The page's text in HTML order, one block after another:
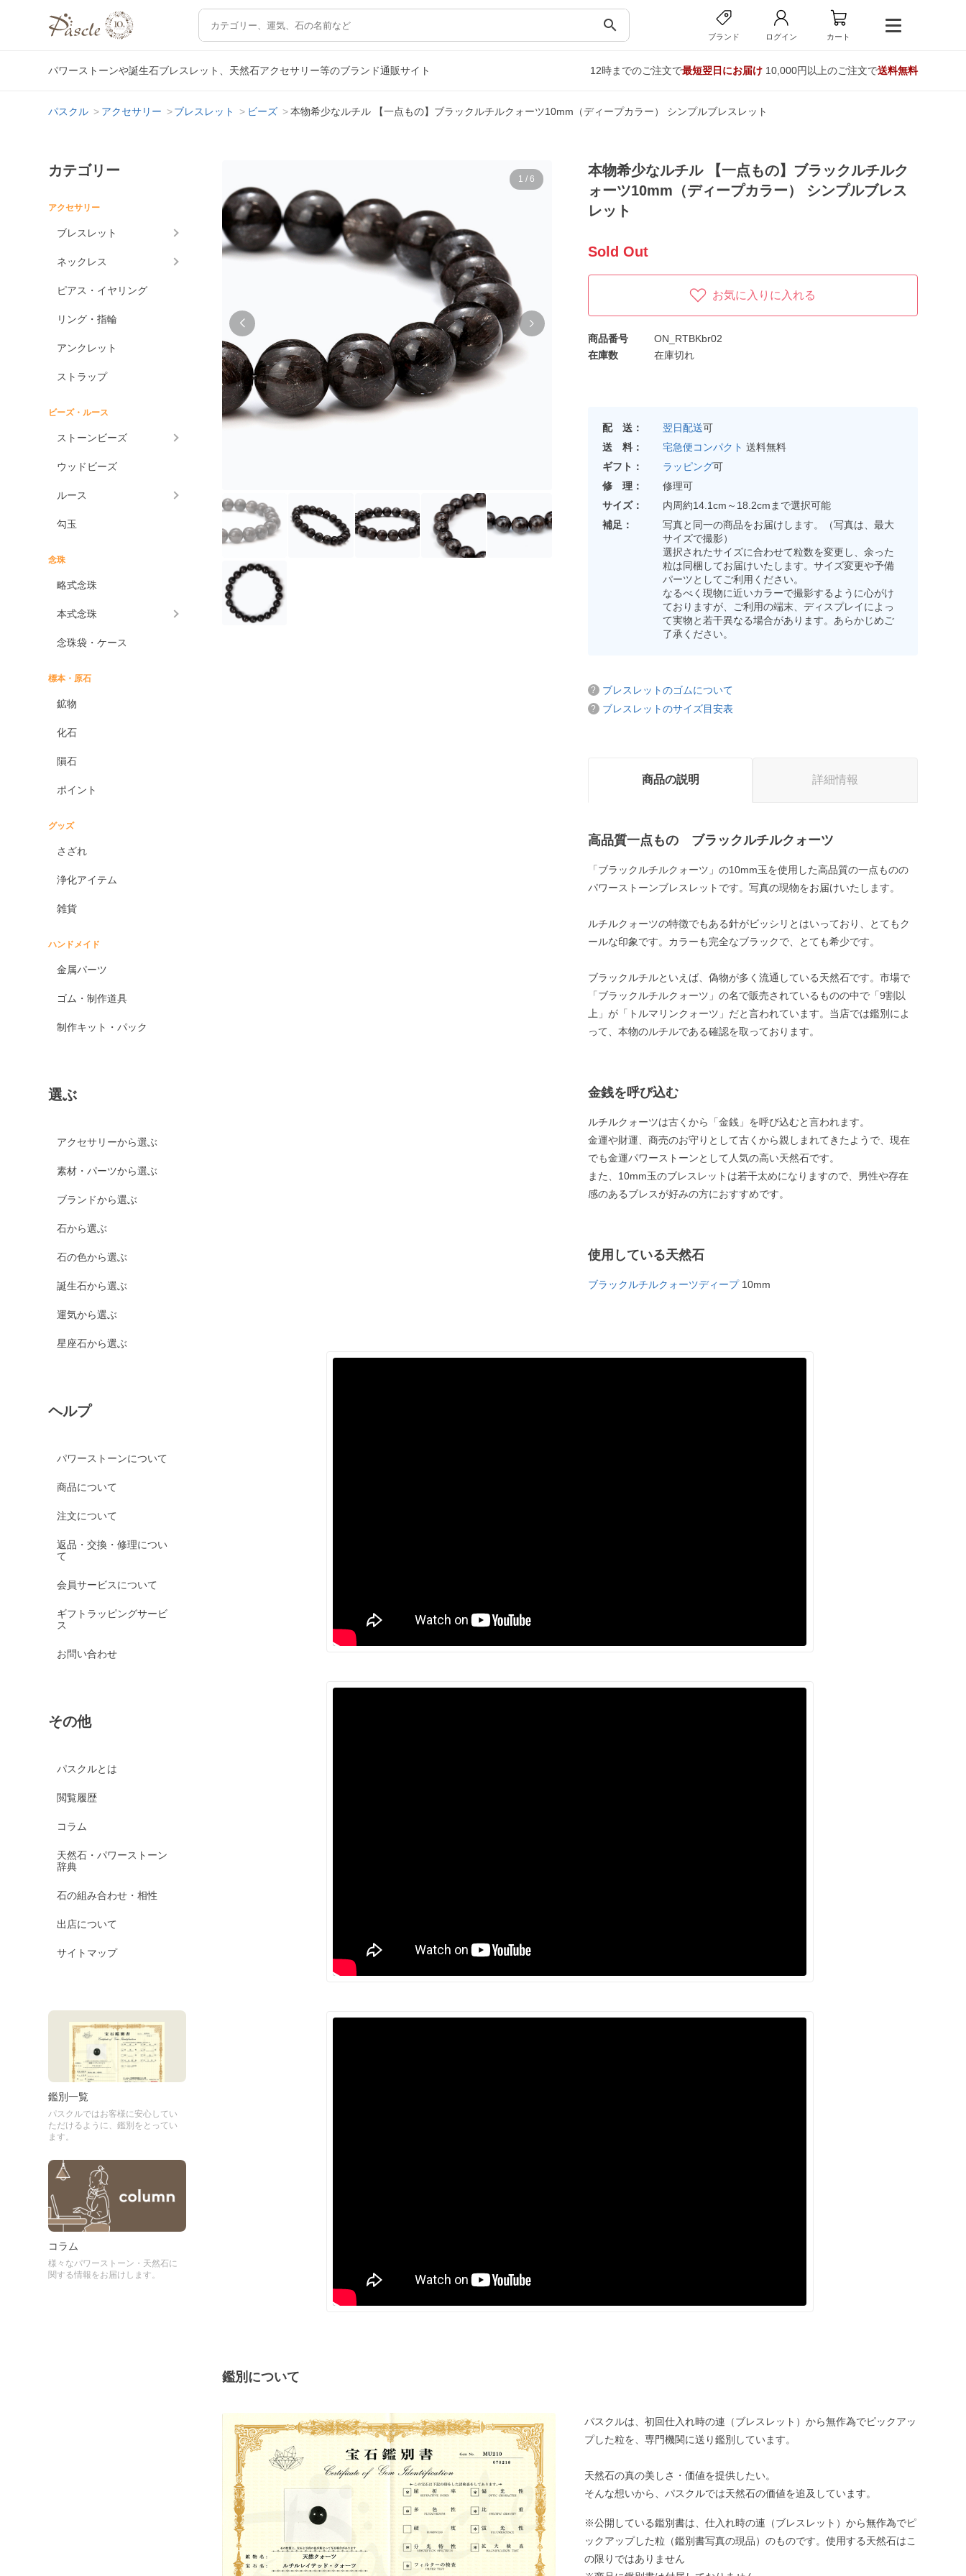
search
ブランド ログイン カート
パワーストーンや誕生石ブレスレット、天然石アクセサリー等のブランド通販サイト 12時までのご注文で最短翌日にお届け10,000円以上のご注文で送料無料
パスクル アクセサリー ブレスレット ビーズ 本物希少なルチル 【一点もの】ブラックルチルクォーツ10mm（ディープカラー） シンプルブレスレット
カテゴリー
アクセサリー
ブレスレット
ネックレス
ピアス・イヤリング
リング・指輪
アンクレット
ストラップ
ビーズ・ルース
ストーンビーズ
ウッドビーズ
ルース
勾玉
念珠
略式念珠
本式念珠
念珠袋・ケース
標本・原石
鉱物
化石
隕石
ポイント
グッズ
さざれ
浄化アイテム
雑貨
ハンドメイド
金属パーツ
ゴム・制作道具
制作キット・パック
選ぶ
アクセサリーから選ぶ
素材・パーツから選ぶ
ブランドから選ぶ
石から選ぶ
石の色から選ぶ
誕生石から選ぶ
運気から選ぶ
星座石から選ぶ
ヘルプ
パワーストーンについて
商品について
注文について
返品・交換・修理につい
て
会員サービスについて
ギフトラッピングサービ
ス
お問い合わせ
その他
パスクルとは
閲覧履歴
コラム
天然石・パワーストーン
辞典
石の組み合わせ・相性
出店について
サイトマップ
鑑別一覧
パスクルではお客様に安心してい
ただけるように、鑑別をとってい
ます。
コラム
様々なパワーストーン・天然石に
関する情報をお届けします。
1 / 6
本物希少なルチル 【一点もの】ブラックルチルク
ォーツ10mm（ディープカラー） シンプルブレス
レット
Sold Out
お気に入りに入れる
商品番号
ON_RTBKbr02
在庫数
在庫切れ
配 送： 翌日配送可
送 料：
宅急便コンパクト 送料無料
ギフト：
ラッピング可
修 理：
修理可
サイズ：
内周約14.1cm～18.2cmまで選択可能
補足：
写真と同一の商品をお届けします。（写真は、最大
サイズで撮影）
選択されたサイズに合わせて粒数を変更し、余った
粒は同梱してお届けいたします。サイズ変更や予備
パーツとしてご利用ください。
なるべく現物に近いカラーで撮影するように心がけ
ておりますが、ご利用の端末、ディスプレイによっ
て実物と若干異なる場合があります。あらかじめご
了承ください。
ブレスレットのゴムについて
ブレスレットのサイズ目安表
商品の説明 詳細情報
高品質一点もの ブラックルチルクォーツ
「ブラックルチルクォーツ」の10mm玉を使用した高品質の一点ものの
パワーストーンブレスレットです。写真の現物をお届けいたします。
ルチルクォーツの特徴でもある針がビッシリとはいっており、とてもク
ールな印象です。カラーも完全なブラックで、とても希少です。
ブラックルチルといえば、偽物が多く流通している天然石です。市場で
「ブラックルチルクォーツ」の名で販売されているものの中で「9割以
上」が「トルマリンクォーツ」だと言われています。当店では鑑別によ
って、本物のルチルである確認を取っております。
金銭を呼び込む
ルチルクォーツは古くから「金銭」を呼び込むと言われます。
金運や財運、商売のお守りとして古くから親しまれてきたようで、現在
でも金運パワーストーンとして人気の高い天然石です。
また、10mm玉のブレスレットは若干太めになりますので、男性や存在
感のあるブレスが好みの方におすすめです。
使用している天然石
ブラックルチルクォーツディープ10mm
鑑別について
パスクルは、初回仕入れ時の連（ブレスレット）から無作為でピックアッ
プした粒を、専門機関に送り鑑別しています。
天然石の真の美しさ・価値を提供したい。
そんな想いから、パスクルでは天然石の価値を追及しています。
※公開している鑑別書は、仕入れ時の連（ブレスレット）から無作為でピ
ックアップした粒（鑑別書写真の現品）のものです。使用する天然石はこ
の限りではありません